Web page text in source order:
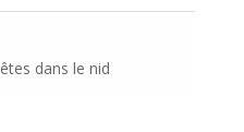
dans le nid